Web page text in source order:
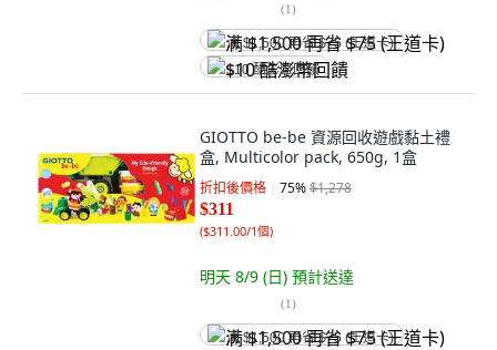
(1)
满 $1,500 再省 $75 (王道卡)
$10 酷澎幣回饋
GIOTTO be-be 資源回收遊戲黏土禮
盒, Multicolor pack, 650g, 1盒
折扣後價格 75%$1,278
$311
($311.00/1個)
明天 8/9 (日) 預計送達
(1)
满 $1,500 再省 $75 (王道卡)